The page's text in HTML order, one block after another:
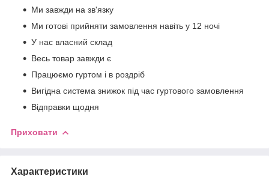
Ми завжди на зв'язку
Ми готові прийняти замовлення навіть у 12 ночі
У нас власний склад
Весь товар завжди є
Працюємо гуртом і в роздріб
Вигідна система знижок під час гуртового замовлення
Відправки щодня
Приховати
Характеристики